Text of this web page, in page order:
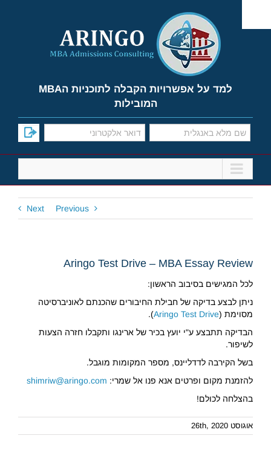
content
למד על אפשרויות הקבלה לתוכניות הMBA
המובילות
Previous
Next
Aringo Test Drive – MBA Essay Review
לכל המגישים בסיבוב הראשון:
ניתן לבצע בדיקה של חבילת החיבורים שהכנתם לאוניברסיטה
מסוימת (Aringo Test Drive
).
הבדיקה תתבצע ע"י יועץ בכיר של ארינגו ותקבלו חזרה הצעות
לשיפור.
בשל הקירבה לדדליינס, מספר המקומות מוגבל.
להזמנת מקום ופרטים אנא פנו אל שמרי: shimriw@aringo.com
בהצלחה לכולם!
אוגוסט 26th, 2020